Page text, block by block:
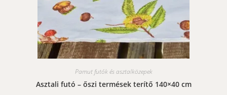
Pamut futók és asztalközepek
Asztali futó – őszi termések terítő 140×40 cm